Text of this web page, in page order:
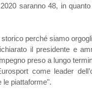
saranno 48, in
storico perché siamo
il presidente e
preso a lungo
come leader
le piattaforme".